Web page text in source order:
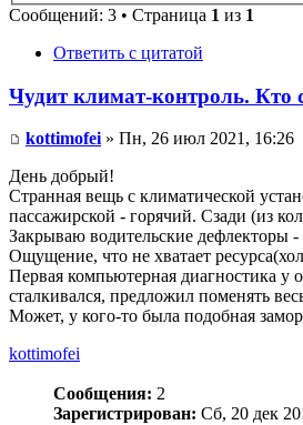
Сообщений: 3 • Страница 1 из 1
Ответить с цитатой
Чудит климат-контроль. Кто
kottimofei» Пн, 26 июл 2021, 16:26
День добрый!
Странная вещь с климатической
пассажирской - горячий. Сзади (из
Закрываю водительские дефлекторы -
Ощущение, что не хватает
Первая компьютерная диагностика у
сталкивался, предложил поменять
Может, у кого-то была подобная
kottimofei
Сообщения: 2
Зарегистрирован: Сб, 20 дек